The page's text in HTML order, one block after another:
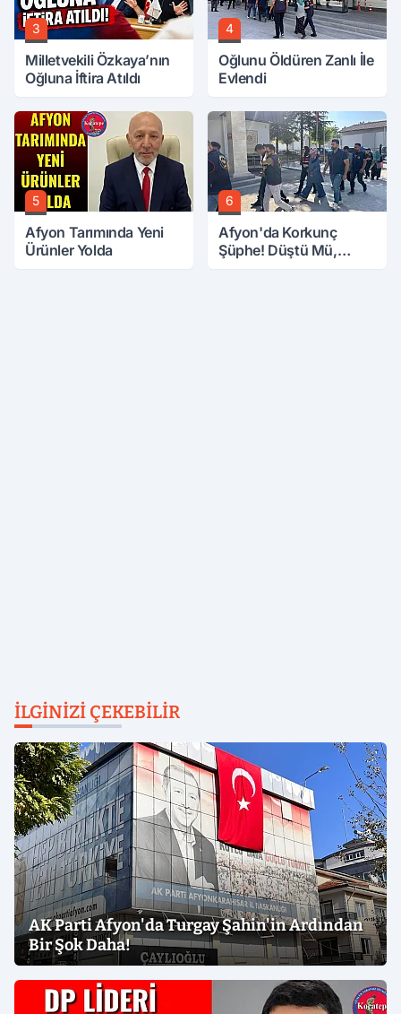
3
Milletvekili Özkaya’nın
Oğluna İftira Atıldı
4
Oğlunu Öldüren Zanlı İle
Evlendi
5
Afyon Tarımında Yeni
Ürünler Yolda
6
Afyon'da Korkunç
Şüphe! Düştü Mü,
İLGINIZI ÇEKEBILIR
AK Parti Afyon'da Turgay Şahin'in Ardından
Bir Şok Daha!